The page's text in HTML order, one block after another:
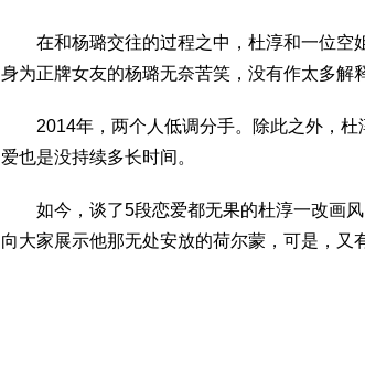
在和杨璐交往的过程之中，杜淳和一位空
身为正牌女友的杨璐无奈苦笑，没有作太多解
2014年，两个人低调分手。除此之外，杜
爱也是没持续多长时间。
如今，谈了5段恋爱都无果的杜淳一改画风
向大家展示他那无处安放的荷尔蒙，可是，又